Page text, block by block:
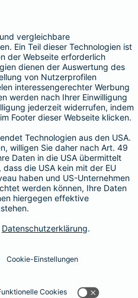
/ Pflege-Versicherungen,
Barrierefreiheit